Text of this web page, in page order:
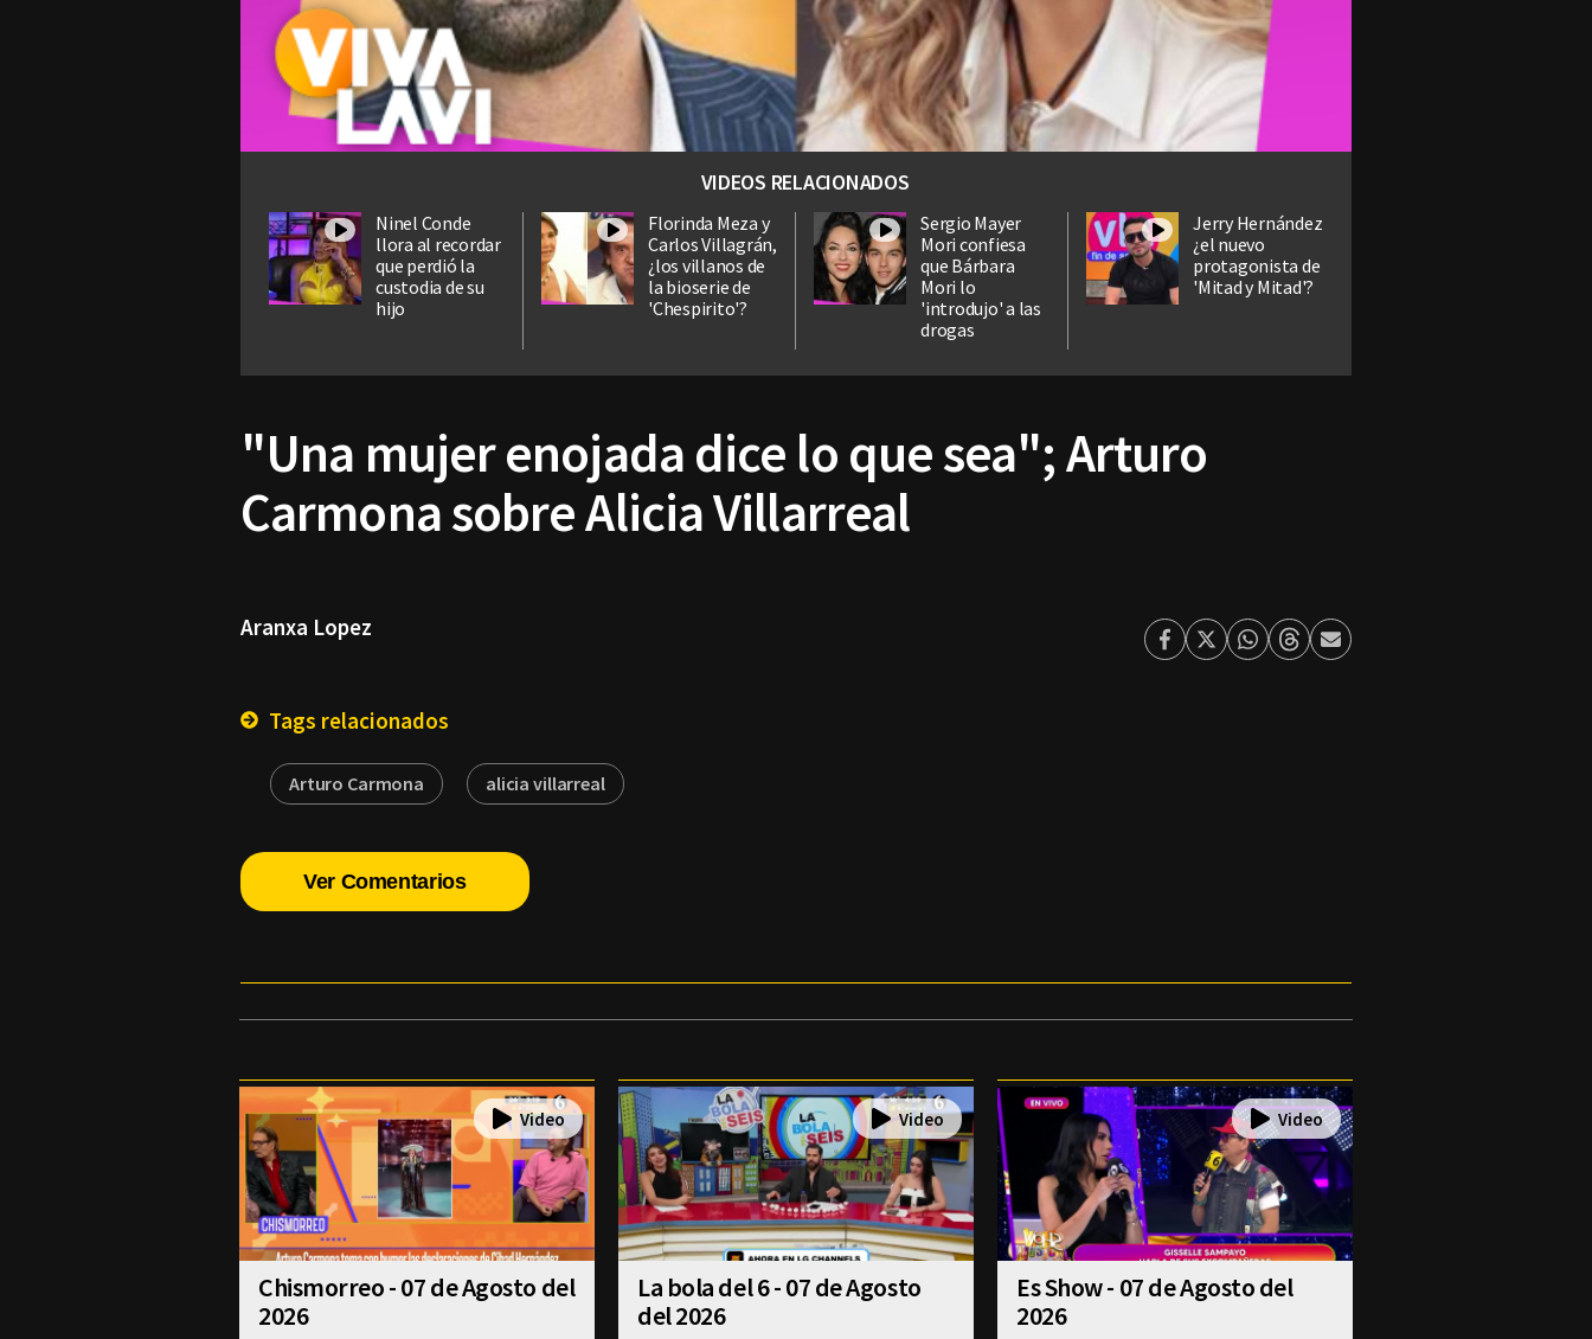
VIDEOS RELACIONADOS
Ninel Conde
llora al recordar
que perdió la
custodia de su
hijo
Florinda Meza y
Carlos Villagrán,
¿los villanos de
la bioserie de
'Chespirito'?
Sergio Mayer
Mori confiesa
que Bárbara
Mori lo
'introdujo' a las
drogas
Jerry Hernández
¿el nuevo
protagonista de
'Mitad y Mitad'?
"Una mujer enojada dice lo que sea"; Arturo
Carmona sobre Alicia Villarreal
Aranxa Lopez
Facebook
TwitterWhatsapp
ThreadsEnviar
Tags relacionados
Arturo Carmona alicia villarreal
Ver Comentarios
Chismorreo - 07 de Agosto del
2026
La bola del 6 - 07 de Agosto
del 2026
Es Show - 07 de Agosto del
2026